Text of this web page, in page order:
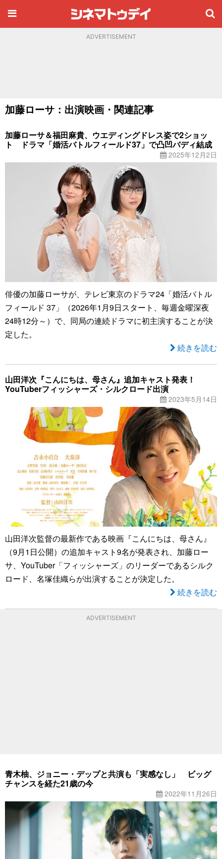
ADVERTISEMENT
加藤ローサ：出演映画・関連記事
加藤ローサ＆福田麻貴、ウエディングドレス姿で2ショッ
ト ドラマ「婚活バトルフィールド37」で凸凹バディ結成
2025年12月2日
俳優の加藤ローサが、テレビ東京のドラマ24「婚活バトル
フィールド 37」（2026年1月9日スタート、毎週金曜深夜
24時12分～）で、同局の連続ドラマに初主演することが決
定した。
続きを読む
山田洋次『こんにちは、母さん』追加キャスト発表！
YouTuberフィッシャーズ・シルクロード出演
2023年5月14日
山田洋次監督の最新作である映画『こんにちは、母さん』
（9月1日公開）の追加キャスト9名が発表され、加藤ロー
サ、YouTuber「フィッシャーズ」のリーダーであるシルク
ロード、名塚佳織らが出演することが決定した。
続きを読む
ADVERTISEMENT
青木柚、ジョニー・デップと共演も「実感なし」 ビッグ
チャンスを経た21歳の今
2022年11月26日